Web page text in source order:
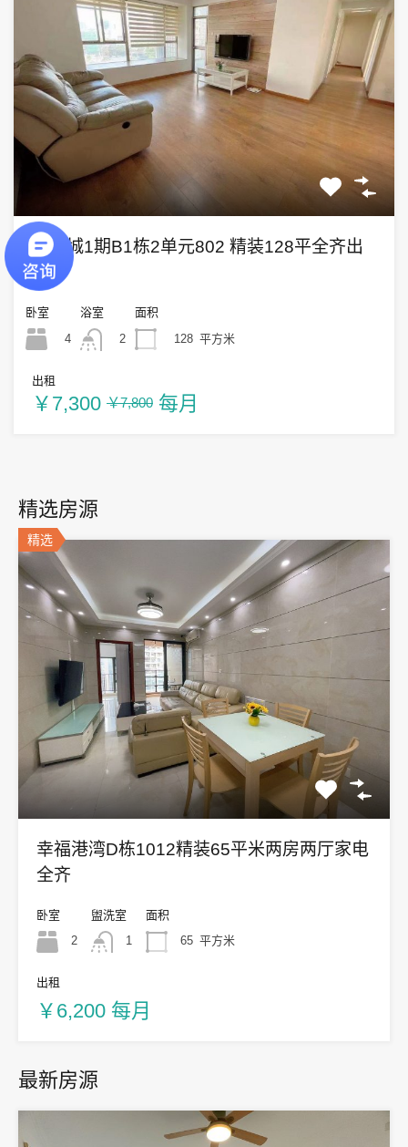
富通城1期B1栋2单元802 精装128平全齐出
租
卧室
4
浴室
2
面积
128 平方米
出租
￥7,300 ￥7,800 每月
精选房源
精选
幸福港湾D栋1012精装65平米两房两厅家电
全齐
卧室
2
盥洗室
1
面积
65 平方米
出租
￥6,200 每月
最新房源